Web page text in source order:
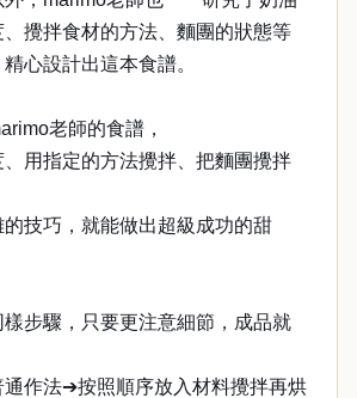
攪拌食材的方法、麵團的狀態等
心設計出這本食譜。
老師的食譜，
用指定的方法攪拌、把麵團攪拌
技巧，就能做出超級成功的甜
步驟，只要更注意細節，成品就
通作法➔按照順序放入材料攪拌再烘